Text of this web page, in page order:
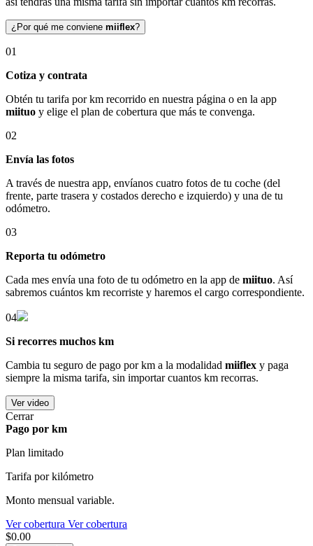
¿Por qué me conviene miiflex?
01
Cotiza y contrata
Obtén tu tarifa por km recorrido en nuestra página o en la app
miituo y elige el plan de cobertura que más te convenga.
02
Envía las fotos
A través de nuestra app, envíanos cuatro fotos de tu coche (del
frente, parte trasera y costados derecho e izquierdo) y una de tu
odómetro.
03
Reporta tu odómetro
Cada mes envía una foto de tu odómetro en la app de miituo. Así
sabremos cuántos km recorriste y haremos el cargo correspondiente.
04
Si recorres muchos km
Cambia tu seguro de pago por km a la modalidad miiflex y paga
siempre la misma tarifa, sin importar cuantos km recorras.
Ver video
Cerrar
Pago por km
Plan limitado
Tarifa por kilómetro
Monto mensual variable.
Ver cobertura Ver cobertura
$0.00